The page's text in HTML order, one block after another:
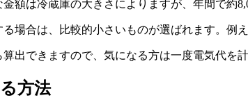
額は冷蔵庫の大きさによりますが、年間で約
場合は、比較的小さいものが選ばれます。例
出できますので、気になる方は一度電気代を
方法